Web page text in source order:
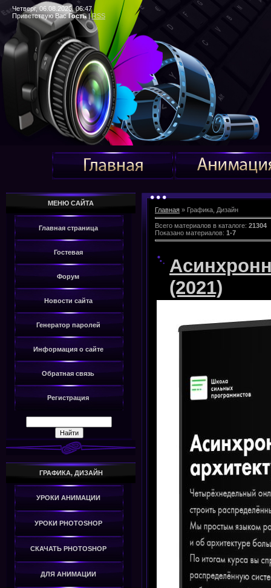
Четверг, 06.08.2026, 06:47
Приветствую Вас Гость|RSS
МЕНЮ САЙТА
Главная страница
Гостевая
Форум
Новости сайта
Генератор паролей
Информация о сайте
Обратная связь
Регистрация
ГРАФИКА, ДИЗАЙН
УРОКИ АНИМАЦИИ
УРОКИ PHOTOSHOP
СКАЧАТЬ PHOTOSHOP
ДЛЯ АНИМАЦИИ
Главная » Графика, Дизайн
Всего материалов в каталоге: 21304
Показано материалов: 1-7
(2021)